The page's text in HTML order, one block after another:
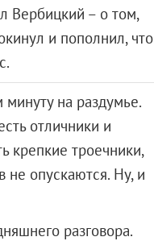
Вербицкий – о том,
и пополнил, что
на раздумье.
отличники и
крепкие троечники,
не опускаются. Ну, и
разговора.